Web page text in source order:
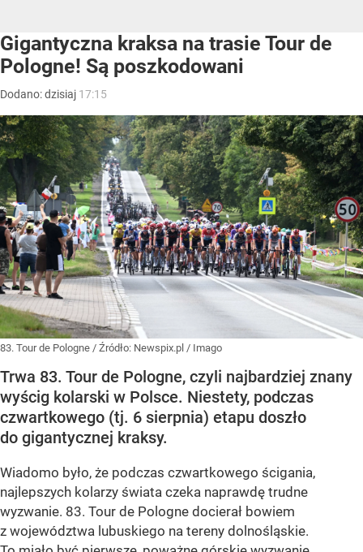
Gigantyczna kraksa na trasie Tour de
Pologne! Są poszkodowani
Dodano:dzisiaj 17:15
83. Tour de Pologne / Źródło: Newspix.pl / Imago
Trwa 83. Tour de Pologne, czyli najbardziej znany
wyścig kolarski w Polsce. Niestety, podczas
czwartkowego (tj. 6 sierpnia) etapu doszło
do gigantycznej kraksy.
Wiadomo było, że podczas czwartkowego ścigania,
najlepszych kolarzy świata czeka naprawdę trudne
wyzwanie. 83. Tour de Pologne docierał bowiem
z województwa lubuskiego na tereny dolnośląskie.